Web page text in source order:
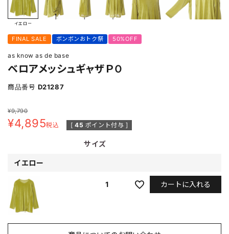
イエロー
FINAL SALE ボンボンおトク祭 50%OFF
as know as de base
ベロアメッシュギャザＰＯ
商品番号 D21287
¥9,790
¥4,895税込 [ 45 ポイント付与 ]
サイズ
イエロー
1 カートに入れる